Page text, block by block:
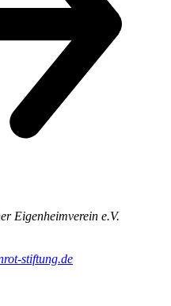
Eigenheimverein e.V.
stiftung.de